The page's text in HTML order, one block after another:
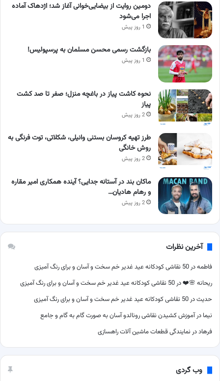
دومین روایت از بیضایی‌خوانی آغاز شد؛ اژدهاک آماده
اجرا می‌شود
1 روز پیش
بازگشت رسمی محسن مسلمان به پرسپولیس!
1 روز پیش
نحوه کاشت پیاز در باغچه منزل؛ صفر تا صد کشت
پیاز
2 روز پیش
طرز تهیه کروسان بستنی وانیلی، شکلاتی، توت فرنگی به
روش خانگی
2 روز پیش
ماکان بند در آستانه جدایی؟ آینده همکاری امیر مقاره
و رهام هادیان…
2 روز پیش
آخرین نظرات
فاطمهدر 50 نقاشی کودکانه عید غدیر خم سخت و آسان و برای رنگ آمیزی
ریحانه 🌸❤️در 50 نقاشی کودکانه عید غدیر خم سخت و آسان و برای رنگ آمیزی
حدیثدر 50 نقاشی کودکانه عید غدیر خم سخت و آسان و برای رنگ آمیزی
نیما درآموزش کشیدن نقاشی رونالدو آسان به صورت گام به گام و جامع
فرهاددر نمایندگی قطعات ماشین آلات راهسازی
وب گردی